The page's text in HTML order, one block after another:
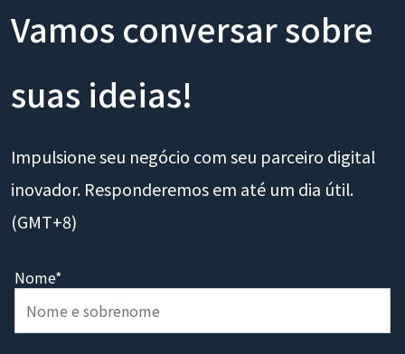
Vamos conversar sobre
suas ideias!
Impulsione seu negócio com seu parceiro digital
inovador. Responderemos em até um dia útil.
(GMT+8)
Nome*